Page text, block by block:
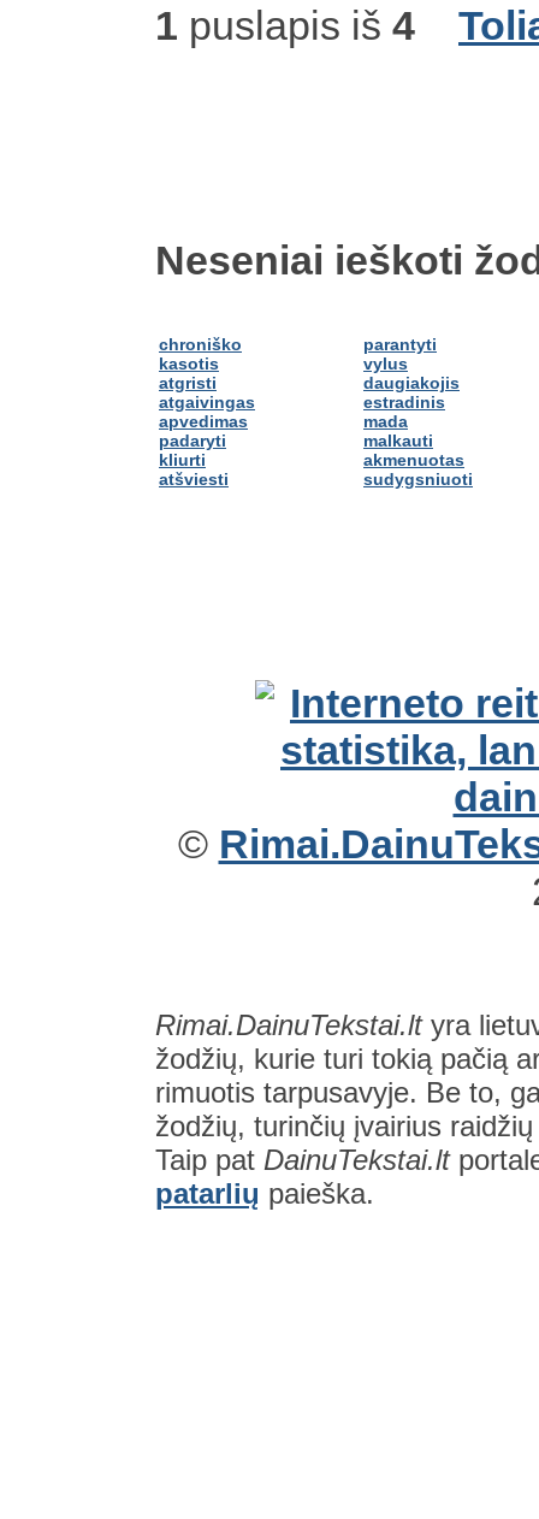
1 puslapis iš 4
Neseniai ieškoti
chroniško
kasotis
atgristi
atgaivingas
apvedimas
padaryti
kliurti
atšviesti
parantyti
vylus
daugiakojis
estradinis
mada
malkauti
akmenuotas
sudygsniuoti
©
Rimai.DainuTekstai.ltyra
žodžių, kurie turi tokią pačią
rimuotis tarpusavyje. Be to,
žodžių, turinčių įvairius
Taip pat DainuTekstai.lt
patarlių paieška.